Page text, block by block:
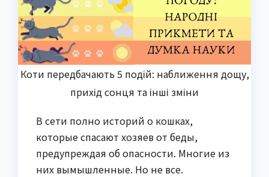
Коти передбачають 5 подій: наближення дощу,
прихід сонця та інші зміни
В сети полно историй о кошках,
которые спасают хозяев от беды,
предупреждая об опасности. Многие из
них вымышленные. Но не все.